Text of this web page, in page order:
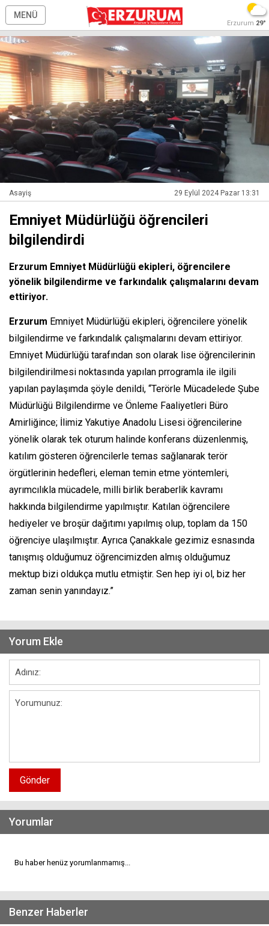
MENÜ
Erzurum 29°
Asayiş 29 Eylül 2024 Pazar 13:31
Emniyet Müdürlüğü öğrencileri
bilgilendirdi
Erzurum Emniyet Müdürlüğü ekipleri, öğrencilere
yönelik bilgilendirme ve farkındalık çalışmalarını devam
ettiriyor.
Erzurum Emniyet Müdürlüğü ekipleri, öğrencilere yönelik
bilgilendirme ve farkındalık çalışmalarını devam ettiriyor.
Emniyet Müdürlüğü tarafından son olarak lise öğrencilerinin
bilgilendirilmesi noktasında yapılan prrogramla ile ilgili
yapılan paylaşımda şöyle denildi, “Terörle Mücadelede Şube
Müdürlüğü Bilgilendirme ve Önleme Faaliyetleri Büro
Amirliğince; İlimiz Yakutiye Anadolu Lisesi öğrencilerine
yönelik olarak tek oturum halinde konferans düzenlenmiş,
katılım gösteren öğrencilerle temas sağlanarak terör
örgütlerinin hedefleri, eleman temin etme yöntemleri,
ayrımcılıkla mücadele, milli birlik beraberlik kavramı
hakkında bilgilendirme yapılmıştır. Katılan öğrencilere
hediyeler ve broşür dağıtımı yapılmış olup, toplam da 150
öğrenciye ulaşılmıştır. Ayrıca Çanakkale gezimiz esnasında
tanışmış olduğumuz öğrencimizden almış olduğumuz
mektup bizi oldukça mutlu etmiştir. Sen hep iyi ol, biz her
zaman senin yanındayız.”
Yorum Ekle
Gönder
Yorumlar
Bu haber henüz yorumlanmamış...
Benzer Haberler